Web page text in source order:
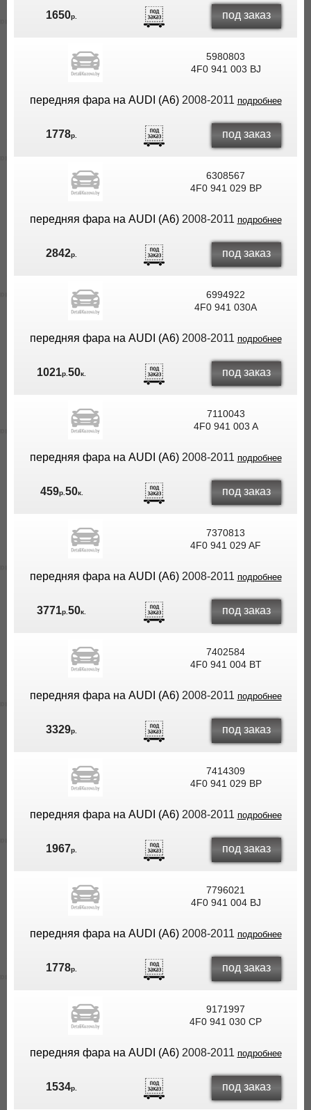
1650р. под заказ
5980803
4F0 941 003 BJ
передняя фара на AUDI (A6)2008-2011 подробнее
1778р. под заказ
6308567
4F0 941 029 BP
передняя фара на AUDI (A6)2008-2011 подробнее
2842р. под заказ
6994922
4F0 941 030A
передняя фара на AUDI (A6)2008-2011 подробнее
1021р.50к. под заказ
7110043
4F0 941 003 A
передняя фара на AUDI (A6)2008-2011 подробнее
459р. 50к. под заказ
7370813
4F0 941 029 AF
передняя фара на AUDI (A6)2008-2011 подробнее
3771р.50к. под заказ
7402584
4F0 941 004 BT
передняя фара на AUDI (A6)2008-2011 подробнее
3329р. под заказ
7414309
4F0 941 029 BP
передняя фара на AUDI (A6)2008-2011 подробнее
1967р. под заказ
7796021
4F0 941 004 BJ
передняя фара на AUDI (A6)2008-2011 подробнее
1778р. под заказ
9171997
4F0 941 030 CP
передняя фара на AUDI (A6)2008-2011 подробнее
1534р. под заказ